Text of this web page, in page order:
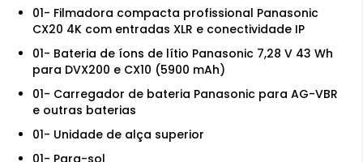
01- Filmadora compacta profissional Panasonic
CX20 4K com entradas XLR e conectividade IP
01- Bateria de íons de lítio Panasonic 7,28 V 43 Wh
para DVX200 e CX10 (5900 mAh)
01- Carregador de bateria Panasonic para AG-VBR
e outras baterias
01- Unidade de alça superior
01- Para-sol